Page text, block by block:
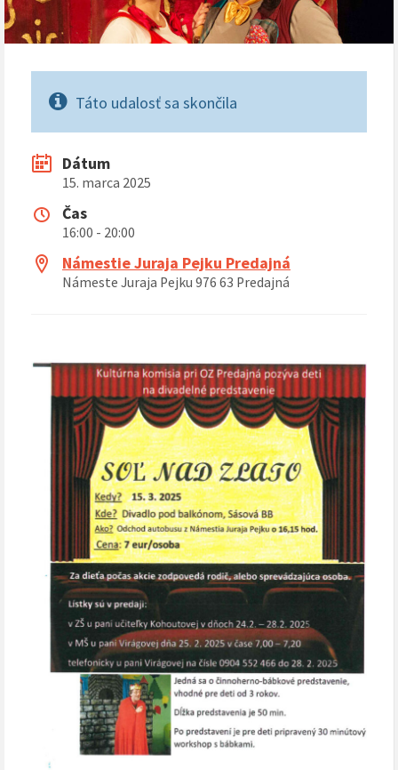
Táto udalosť sa skončila
Dátum
15. marca 2025
Čas
16:00 - 20:00
Námestie Juraja Pejku Predajná
Námeste Juraja Pejku 976 63 Predajná